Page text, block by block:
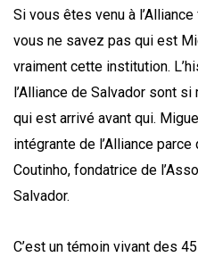
Si vous êtes venu à
vous ne savez pas qui est
vraiment cette institution.
l’Alliance de Salvador sont
qui est arrivé avant qui.
intégrante de l’Alliance
Coutinho, fondatrice de
Salvador.
C’est un témoin vivant des